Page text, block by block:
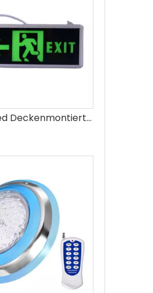
Customized Deckenmontierte LED -Notausgangsschild Anzeige Licht innen wiederaufladbare Feuerlampe